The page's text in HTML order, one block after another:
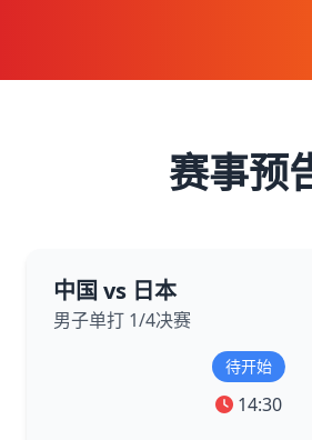
赛事预
中国 vs 日本
男子单打 1/4决赛
待开始
14:30